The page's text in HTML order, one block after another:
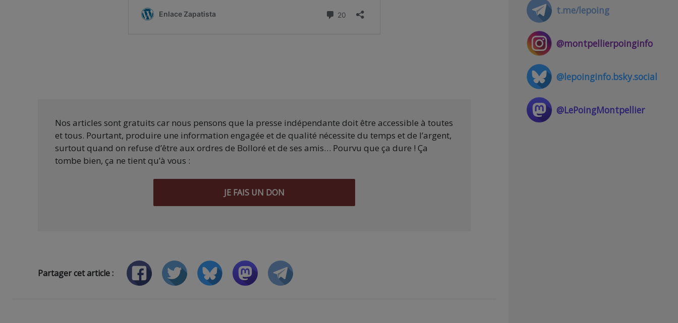
Nos articles sont gratuits car nous pensons que la presse indépendante doit être accessible à toutes
et tous. Pourtant, produire une information engagée et de qualité nécessite du temps et de l’argent,
surtout quand on refuse d’être aux ordres de Bolloré et de ses amis… Pourvu que ça dure ! Ça
tombe bien, ça ne tient qu’à vous :
JE FAIS UN DON
Partager cet article :
t.me/lepoing
@montpellierpoinginfo
@lepoinginfo.bsky.social
@LePoingMontpellier